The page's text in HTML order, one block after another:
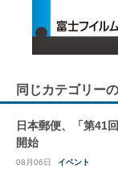
同じカテゴリー
日本郵便、「第41
開始
08月06日 イベント